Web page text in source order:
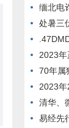
缅北电诈
处暑三伏
.47DMD
2023
70年属狗
2023年2月
清华、微软等淘
易经先行